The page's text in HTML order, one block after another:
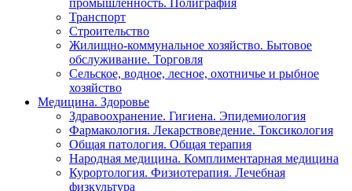
Транспорт
Строительство
Жилищно-коммунальное хозяйство. Бытовое
обслуживание. Торговля
Сельское, водное, лесное, охотничье и рыбное
хозяйство
Медицина. Здоровье
Здравоохранение. Гигиена. Эпидемиология
Фармакология. Лекарствоведение. Токсикология
Общая патология. Общая терапия
Народная медицина. Комплиментарная медицина
Курортология. Физиотерапия. Лечебная
физкультура